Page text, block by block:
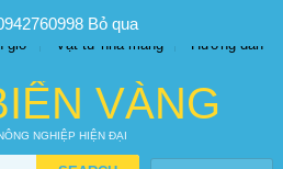
TỐT Bộ KIT tưới
giờ Vật tư nhà màng Hướng dẫn
VÀNG
NGHIỆP HIỆN ĐẠI
Bỏ qua